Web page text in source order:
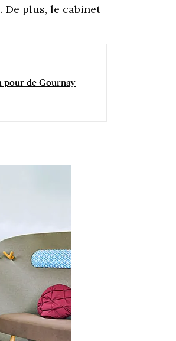
De plus, le cabinet
pour de Gournay